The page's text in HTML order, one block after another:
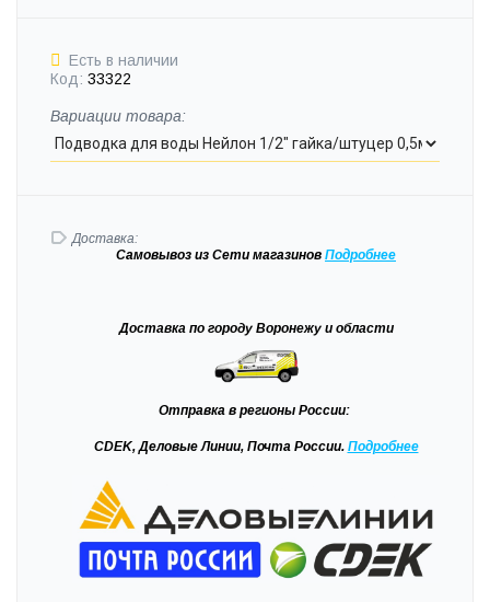
Есть в наличии
Код: 33322
Вариации товара:
Доставка:
Самовывоз из Сети магазинов Подробнее
Доставка по городу Воронежу и области
Отправка в регионы России:
CDEK, Деловые Линии, Почта России. Подробнее